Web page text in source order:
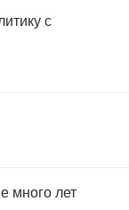
с
много лет